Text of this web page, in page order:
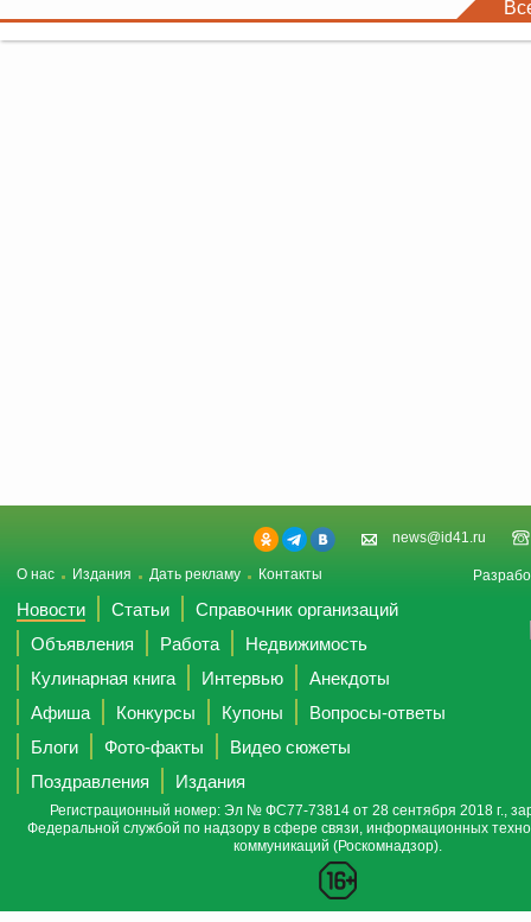
news@id41.ru
О нас Издания Дать рекламу Контакты
Новости Статьи
Справочник организаций
Объявления
Работа
Недвижимость
Кулинарная книга
Интервью
Анекдоты
Афиша
Конкурсы Купоны
Вопросы-ответы
Блоги
Фото-факты
Видео сюжеты
Поздравления
Издания
Регистрационный номер: Эл № ФС77-73814 от 28 сентября 2018 г.,
Федеральной службой по надзору в сфере связи, информационных
коммуникаций (Роскомнадзор).